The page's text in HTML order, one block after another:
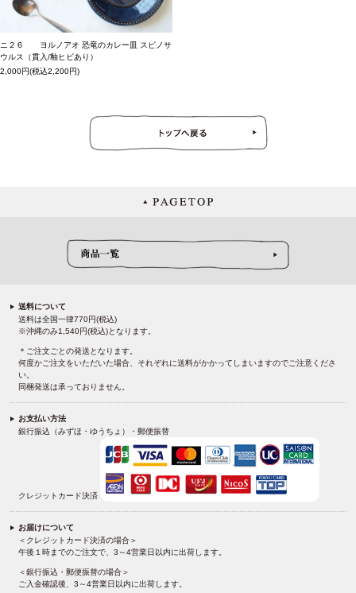
ニ２６ ヨルノアオ 恐竜のカレー皿 スピノサ
ウルス（貫入/釉ヒビあり）
2,000円(税込2,200円)
送料について
送料は全国一律770円(税込)
※沖縄のみ1,540円(税込)となります。
＊ご注文ごとの発送となります。
何度かご注文をいただいた場合、それぞれに送料がかかってしまいますのでご注意くださ
い。
同梱発送は承っておりません。
お支払い方法
銀行振込（みずほ・ゆうちょ）・郵便振替
クレジットカード決済
お届けについて
＜クレジットカード決済の場合＞
午後１時までのご注文で、3～4営業日以内に出荷します。
＜銀行振込・郵便振替の場合＞
ご入金確認後、3～4営業日以内に出荷します。